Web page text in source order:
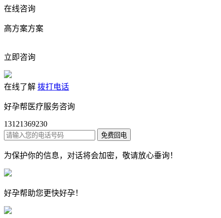
在线咨询
高方案方案
立即咨询
在线了解 拨打电话
好孕帮医疗服务咨询
13121369230
为保护你的信息，对话将会加密，敬请放心垂询！
好孕帮助您更快好孕！